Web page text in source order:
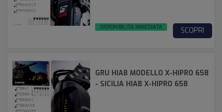
DISPONIBILITÀ IMMEDIATA SCOPRI
GRU HIAB MODELLO X-HIPRO 658
- SICILIA HIAB X-HIPRO 658